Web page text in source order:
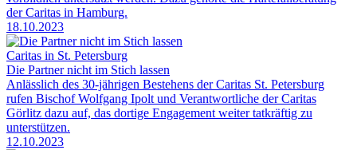
der Caritas in Hamburg.
18.10.2023
Caritas in St. Petersburg
Die Partner nicht im Stich lassen
Anlässlich des 30-jährigen Bestehens der Caritas St. Petersburg
rufen Bischof Wolfgang Ipolt und Verantwortliche der Caritas
Görlitz dazu auf, das dortige Engagement weiter tatkräftig zu
unterstützen.
12.10.2023